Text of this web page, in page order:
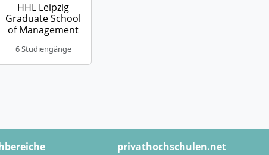
HHL Leipzig
Graduate School
of Management
6 Studiengänge
privathochschulen.net